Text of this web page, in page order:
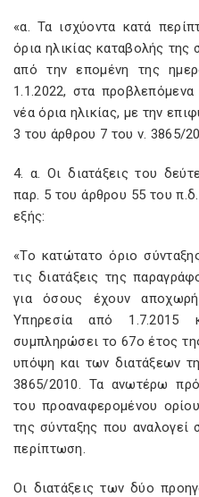
«α. Τα ισχύοντα κατά
όρια ηλικίας καταβολής της
από την επομένη της
1.1.2022, στα
νέα όρια ηλικίας, με την
3 του άρθρου 7 του ν. 3865/
4. α. Οι διατάξεις του
παρ. 5 του άρθρου 55 του
εξής:
«Το κατώτατο όριο
τις διατάξεις της
για όσους έχουν
Υπηρεσία από
συμπληρώσει το 67ο έτος
υπόψη και των διατάξεων
3865/2010. Τα ανωτέρω
του προαναφερομένου
της σύνταξης που
περίπτωση.
Οι διατάξεις των δύο